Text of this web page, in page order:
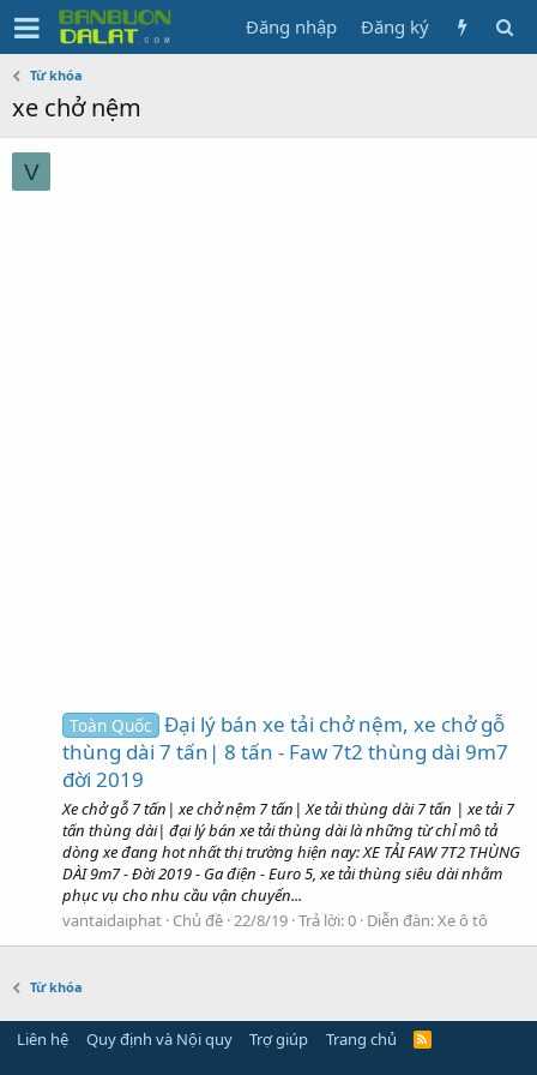
Đăng nhập Đăng ký
Từ khóa
xe chở nệm
V
Toàn Quốc Đại lý bán xe tải chở nệm, xe chở gỗ
thùng dài 7 tấn| 8 tấn - Faw 7t2 thùng dài 9m7
đời 2019
Xe chở gỗ 7 tấn| xe chở nệm 7 tấn| Xe tải thùng dài 7 tấn | xe tải 7
tấn thùng dài| đại lý bán xe tải thùng dài là những từ chỉ mô tả
dòng xe đang hot nhất thị trường hiện nay: XE TẢI FAW 7T2 THÙNG
DÀI 9m7 - Đời 2019 - Ga điện - Euro 5, xe tải thùng siêu dài nhằm
phục vụ cho nhu cầu vận chuyển...
vantaidaiphat Chủ đề 22/8/19 Trả lời: 0 Diễn đàn:Xe ô tô
Từ khóa
Liên hệ Quy định và Nội quy Trợ giúp Trang chủ